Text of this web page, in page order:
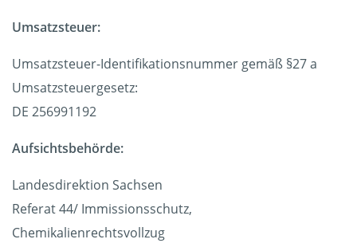
Umsatzsteuer:
Umsatzsteuer-Identifikationsnummer gemäß §27 a
Umsatzsteuergesetz:
DE 256991192
Aufsichtsbehörde:
Landesdirektion Sachsen
Referat 44/ Immissionsschutz,
Chemikalienrechtsvollzug